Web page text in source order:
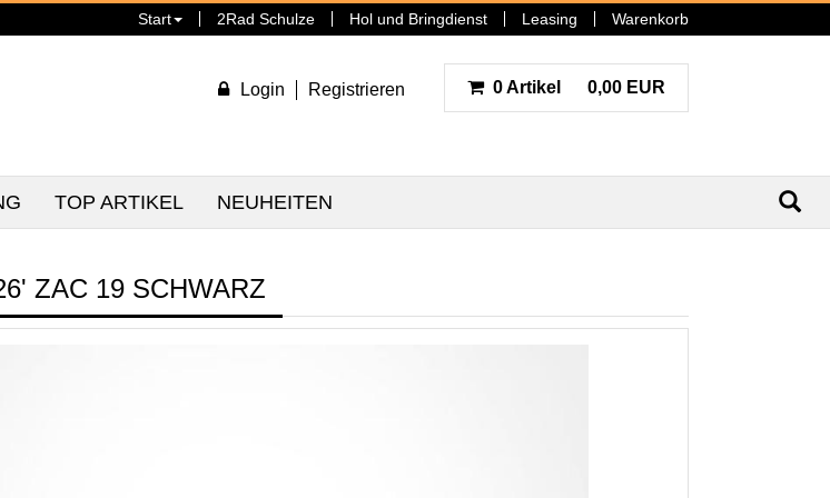
Start 2Rad Schulze Hol und Bringdienst Leasing Warenkorb
Login Registrieren 0 Artikel 0,00 EUR
TOP ARTIKEL NEUHEITEN
ZAC 19 SCHWARZ